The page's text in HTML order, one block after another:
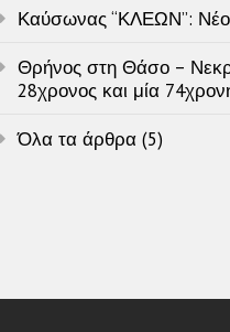
Καύσωνας “ΚΛΕΩΝ”:
Θρήνος στη Θάσο –
28χρονος και μία
Όλα τα άρθρα (5)